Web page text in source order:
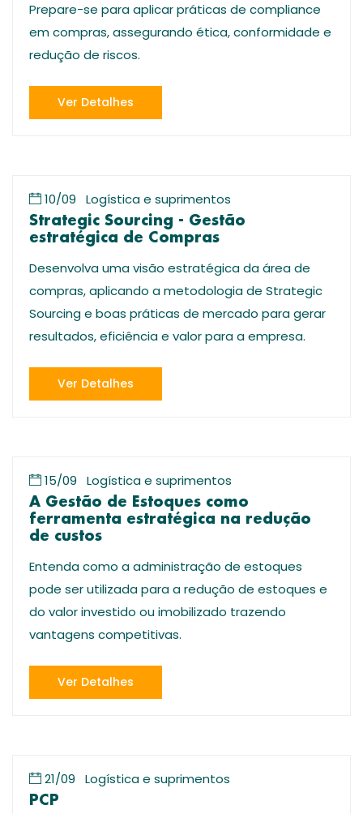
Prepare-se para aplicar práticas de compliance
em compras, assegurando ética, conformidade e
redução de riscos.
Ver Detalhes
10/09 Logística e suprimentos
Strategic Sourcing - Gestão
estratégica de Compras
Desenvolva uma visão estratégica da área de
compras, aplicando a metodologia de Strategic
Sourcing e boas práticas de mercado para gerar
resultados, eficiência e valor para a empresa.
Ver Detalhes
15/09 Logística e suprimentos
A Gestão de Estoques como
ferramenta estratégica na redução
de custos
Entenda como a administração de estoques
pode ser utilizada para a redução de estoques e
do valor investido ou imobilizado trazendo
vantagens competitivas.
Ver Detalhes
21/09 Logística e suprimentos
PCP